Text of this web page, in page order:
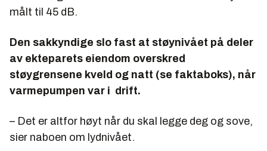
målt til 45 dB.
Den sakkyndige slo fast at støynivået på deler
av ekteparets eiendom overskred
støygrensene kveld og natt (se faktaboks), når
varmepumpen var i drift.
– Det er altfor høyt når du skal legge deg og sove,
sier naboen om lydnivået.